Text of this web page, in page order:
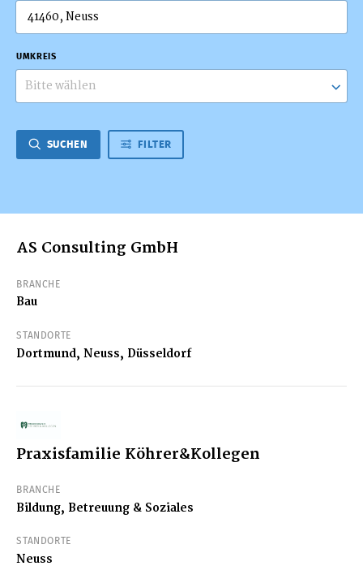
UMKREIS
Bitte wählen
SUCHEN FILTER
AS Consulting GmbH
BRANCHE
Bau
STANDORTE
Dortmund, Neuss, Düsseldorf
Praxisfamilie Köhrer&Kollegen
BRANCHE
Bildung, Betreuung & Soziales
STANDORTE
Neuss